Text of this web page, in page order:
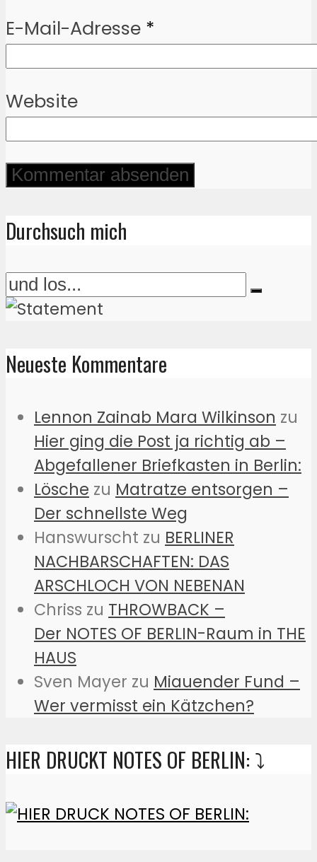
E-Mail-Adresse *
Website
Durchsuch mich
Neueste Kommentare
Lennon Zainab Mara Wilkinson zu
Hier ging die Post ja richtig ab –
Abgefallener Briefkasten in Berlin:
Lösche zu Matratze entsorgen –
Der schnellste Weg
Hanswurscht zu BERLINER
NACHBARSCHAFTEN: DAS
ARSCHLOCH VON NEBENAN
Chriss zu THROWBACK –
Der NOTES OF BERLIN-Raum in THE
HAUS
Sven Mayer zu Miauender Fund –
Wer vermisst ein Kätzchen?
HIER DRUCKT NOTES OF BERLIN: ⤵️